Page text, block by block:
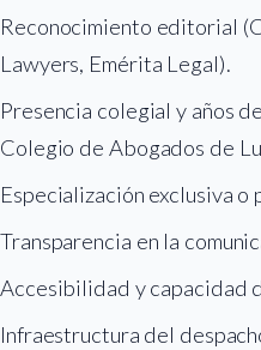
Reconocimiento editorial
Lawyers, Emérita Legal).
Presencia colegial y años
Colegio de Abogados de
Especialización exclusiva
Transparencia en la
Accesibilidad y capacidad
Infraestructura del